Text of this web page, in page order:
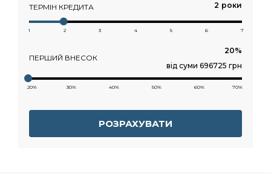
ТЕРМІН КРЕДИТА роки
1 2 3 4 5 6 7
ПЕРШИЙ ВНЕСОК
від суми 696725 грн
20% 30% 40% 50% 60% 70%
РОЗРАХУВАТИ